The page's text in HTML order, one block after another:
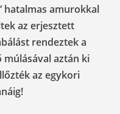
hatalmas amurokkal
az erjesztett
rendeztek a
múlásával aztán ki
az egykori